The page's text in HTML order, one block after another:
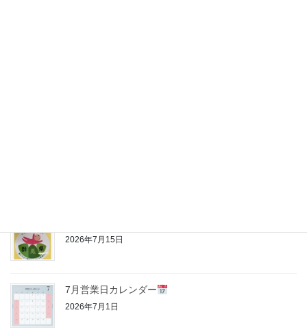
2026年7月15日
7月営業日カレンダー
2026年7月1日